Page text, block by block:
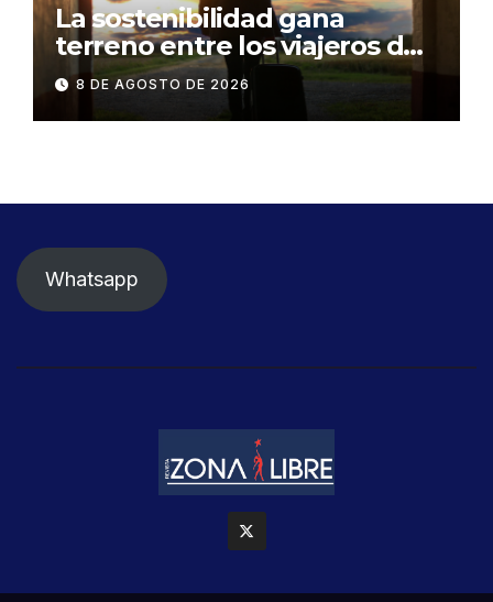
La sostenibilidad gana
terreno entre los viajeros de
negocios
8 DE AGOSTO DE 2026
Whatsapp